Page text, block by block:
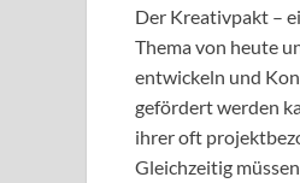
Der Kreativpakt –
Thema von heute
entwickeln und
gefördert werden
ihrer oft
Gleichzeitig